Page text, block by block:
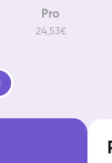
Pro
24,53€